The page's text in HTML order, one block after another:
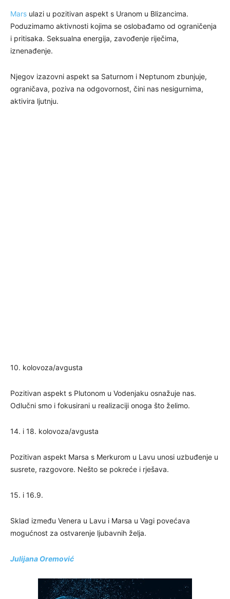
Mars ulazi u pozitivan aspekt s Uranom u Blizancima.
Poduzimamo aktivnosti kojima se oslobađamo od ograničenja
i pritisaka. Seksualna energija, zavođenje riječima,
iznenađenje.
Njegov izazovni aspekt sa Saturnom i Neptunom zbunjuje,
ograničava, poziva na odgovornost, čini nas nesigurnima,
aktivira ljutnju.
10. kolovoza/avgusta
Pozitivan aspekt s Plutonom u Vodenjaku osnažuje nas.
Odlučni smo i fokusirani u realizaciji onoga što želimo.
14. i 18. kolovoza/avgusta
Pozitivan aspekt Marsa s Merkurom u Lavu unosi uzbuđenje u
susrete, razgovore. Nešto se pokreće i rješava.
15. i 16.9.
Sklad između Venera u Lavu i Marsa u Vagi povećava
mogućnost za ostvarenje ljubavnih želja.
Julijana Oremović